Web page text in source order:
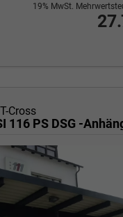
19% MwSt.
drucken
T-Cross